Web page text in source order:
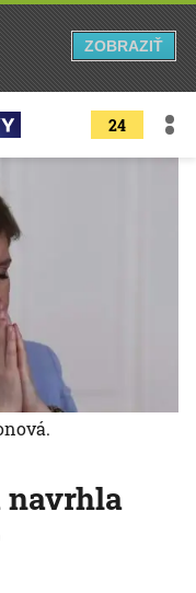
24
navrhla
ZOBRAZIŤ